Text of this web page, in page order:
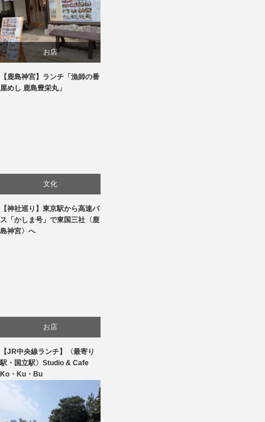
お店
旅行
【鹿島神宮】ランチ「漁師の番
屋めし 鹿島豊栄丸」
文化
旅行
【神社巡り】東京駅から高速バ
ス「かしま号」で東国三社〈鹿
島神宮〉へ
お店
食べ物
【JR中央線ランチ】〈最寄り
駅・国立駅〉Studio & Cafe
Ko・Ku・Bu